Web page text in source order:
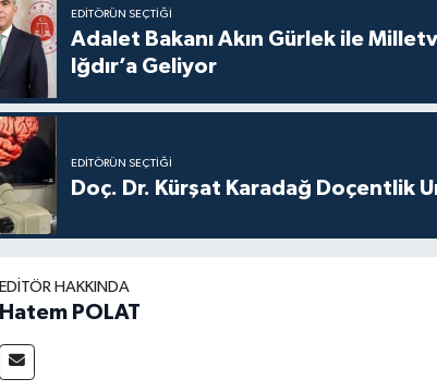
EDITÖRÜN SEÇTIĞI
Adalet Bakanı Akın Gürlek ile
Iğdır’a Geliyor
EDITÖRÜN SEÇTIĞI
Doç. Dr. Kürşat Karadağ Doçentlik
EDITÖR HAKKINDA
Hatem POLAT